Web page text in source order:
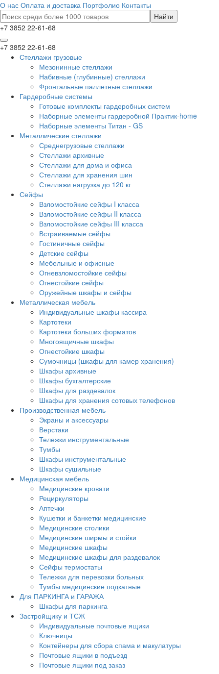
О нас Оплата и доставка Портфолио Контакты
+7 3852 22-61-68
+7 3852 22-61-68
Стеллажи грузовые
Мезонинные стеллажи
Набивные (глубинные) стеллажи
Фронтальные паллетные стеллажи
Гардеробные системы
Готовые комплекты гардеробных систем
Наборные элементы гардеробной Практик-home
Наборные элементы Титан - GS
Металлические стеллажи
Среднегрузовые стеллажи
Стеллажи архивные
Стеллажи для дома и офиса
Стеллажи для хранения шин
Стеллажи нагрузка до 120 кг
Сейфы
Взломостойкие сейфы I класса
Взломостойкие сейфы II класса
Взломостойкие сейфы III класса
Встраиваемые сейфы
Гостиничные сейфы
Детские сейфы
Мебельные и офисные
Огневзломостойкие сейфы
Огнестойкие сейфы
Оружейные шкафы и сейфы
Металлическая мебель
Индивидуальные шкафы кассира
Картотеки
Картотеки больших форматов
Многоящичные шкафы
Огнестойкие шкафы
Сумочницы (шкафы для камер хранения)
Шкафы архивные
Шкафы бухгалтерские
Шкафы для раздевалок
Шкафы для хранения сотовых телефонов
Производственная мебель
Экраны и аксессуары
Верстаки
Тележки инструментальные
Тумбы
Шкафы инструментальные
Шкафы сушильные
Медицинская мебель
Медицинские кровати
Рециркуляторы
Аптечки
Кушетки и банкетки медицинские
Медицинские столики
Медицинские ширмы и стойки
Медицинские шкафы
Медицинские шкафы для раздевалок
Сейфы термостаты
Тележки для перевозки больных
Тумбы медицинские подкатные
Для ПАРКИНГА и ГАРАЖА
Шкафы для паркинга
Застройщику и ТСЖ
Индивидуальные почтовые ящики
Ключницы
Контейнеры для сбора спама и макулатуры
Почтовые ящики в подъезд
Почтовые ящики под заказ